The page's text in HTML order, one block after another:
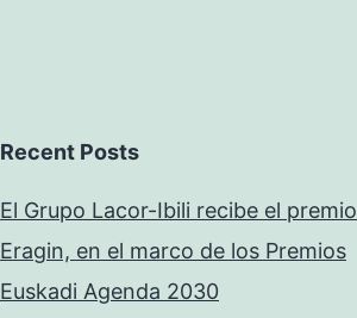
Recent Posts
El Grupo Lacor-Ibili recibe el premio
Eragin, en el marco de los Premios
Euskadi Agenda 2030